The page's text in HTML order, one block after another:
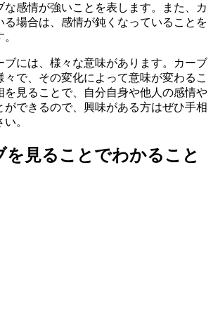
な感情が強いことを表します。また、カ
る場合は、感情が鈍くなっていることを
ブには、様々な意味があります。カーブ
々で、その変化によって意味が変わるこ
を見ることで、自分自身や他人の感情や
ができるので、興味がある方はぜひ手相
。
を見ることでわかること